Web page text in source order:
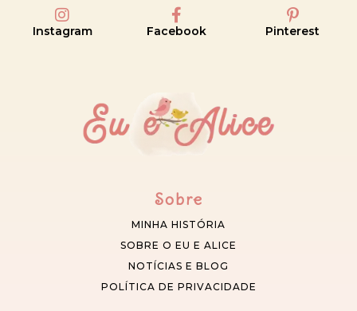
Instagram Facebook Pinterest
Sobre
MINHA HISTÓRIA
SOBRE O EU E ALICE
NOTÍCIAS E BLOG
POLÍTICA DE PRIVACIDADE